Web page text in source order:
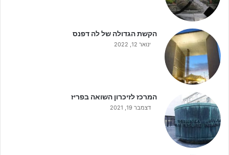
הקשת הגדולה של לה דפנס
ינואר 12, 2022
המרכז לזיכרון השואה בפריז
דצמבר 19, 2021